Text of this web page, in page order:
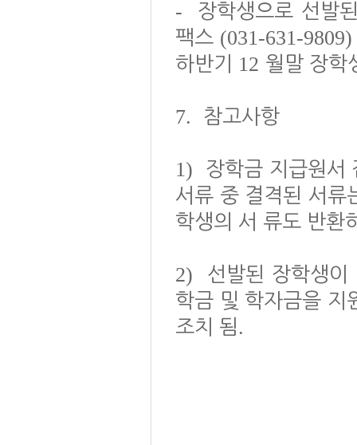
-
장학생으로 선발
팩스 (031-631-9809)
하반기 12 월말 장학
7. 참고사항
1)
장학금 지급원서
서류 중 결격된 서류
학생의 서 류도 반환
2)
선발된 장학생
학금 및 학자금을 지
조치 됨.